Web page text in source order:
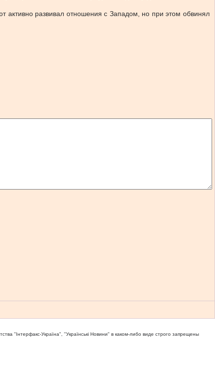
активно развивал отношения с Западом, но при этом обвинял
"Iнтерфакс-Україна", "Українськi Новини" в каком-либо виде строго запрещены